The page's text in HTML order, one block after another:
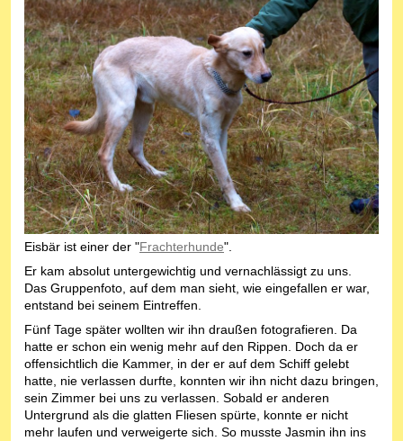
Eisbär ist einer der "Frachterhunde".
Er kam absolut untergewichtig und vernachlässigt zu uns.
Das Gruppenfoto, auf dem man sieht, wie eingefallen er war,
entstand bei seinem Eintreffen.
Fünf Tage später wollten wir ihn draußen fotografieren. Da
hatte er schon ein wenig mehr auf den Rippen. Doch da er
offensichtlich die Kammer, in der er auf dem Schiff gelebt
hatte, nie verlassen durfte, konnten wir ihn nicht dazu bringen,
sein Zimmer bei uns zu verlassen. Sobald er anderen
Untergrund als die glatten Fliesen spürte, konnte er nicht
mehr laufen und verweigerte sich. So musste Jasmin ihn ins